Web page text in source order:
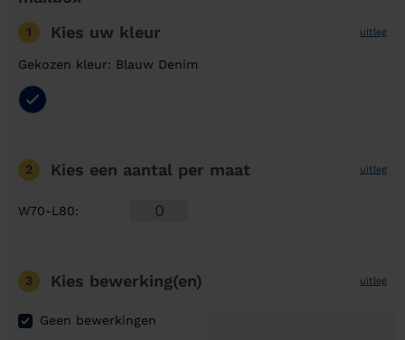
1 Kies uw kleur uitleg
Gekozen kleur: Blauw Denim
2 Kies een aantal per maat uitleg
W70-L80:
3 Kies bewerking(en) uitleg
Geen bewerkingen